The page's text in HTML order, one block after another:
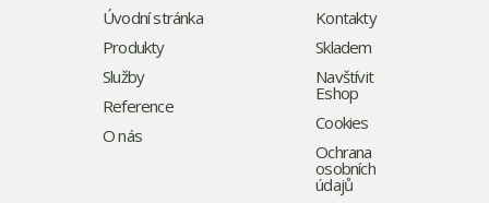
Úvodní stránka
Produkty
Služby
Reference
O nás
Kontakty
Skladem
Navštívit
Eshop
Cookies
Ochrana
osobních
údajů